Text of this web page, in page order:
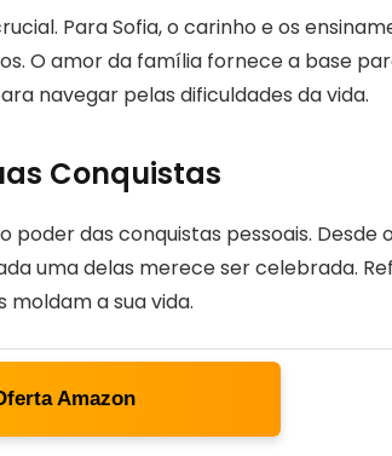
Para Sofia, o carinho e os
O amor da família fornece a base
navegar pelas dificuldades da vida.
Conquistas
poder das conquistas pessoais. Desde
uma delas merece ser celebrada.
moldam a sua vida.
Amazon